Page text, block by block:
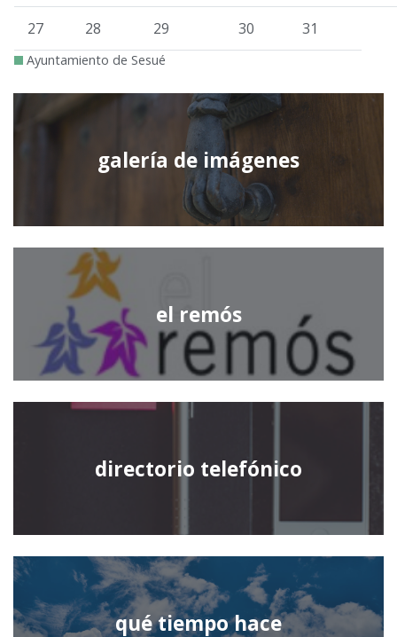
27 28 29 30 31
Ayuntamiento de Sesué
galería de imágenes
el remós
directorio telefónico
qué tiempo hace